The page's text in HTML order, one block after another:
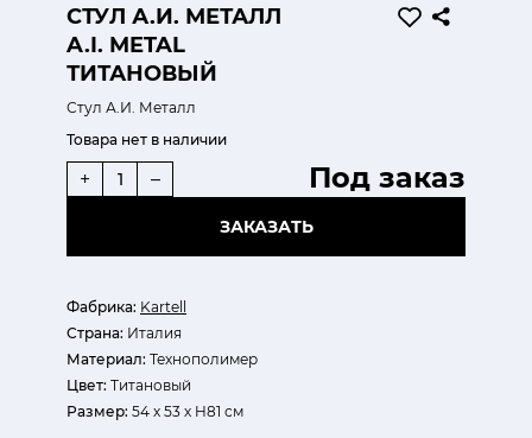
СТУЛ А.И. МЕТАЛЛ
A.I. METAL
ТИТАНОВЫЙ
Стул А.И. Металл
Фабрика: Kartell
Страна: Италия
Материал: Технополимер
Цвет: Титановый
Размер: 54 х 53 х H81 см
Товара нет в наличии
Под заказ
+ –
ЗАКАЗАТЬ